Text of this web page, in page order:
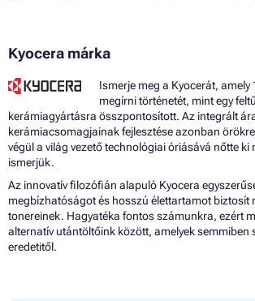
Kyocera márka
Ismerje meg a Kyocerát,
megírni történetét, mint egy
kerámiagyártásra összpontosított. Az integrált
kerámiacsomagjainak fejlesztése azonban
végül a világ vezető technológiai óriásává nőtte
ismerjük.
Az innovatív filozófián alapuló Kyocera
megbízhatóságot és hosszú élettartamot biztosít
tonereinek. Hagyatéka fontos számunkra, ezért
alternatív utántöltőink között, amelyek semmiben
eredetitől.